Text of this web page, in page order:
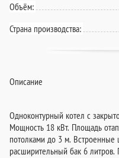
Объём:
Страна производства:
Описание
Одноконтурный котел с
Мощность 18 кВт. Площадь
потолками до 3 м. Встроенные
расширительный бак 6